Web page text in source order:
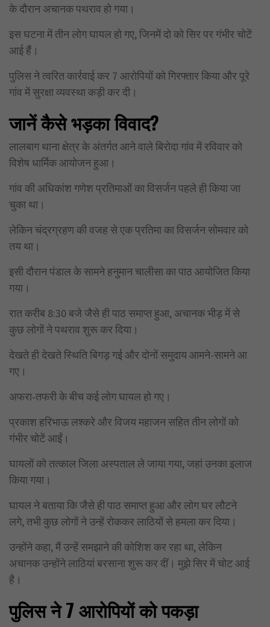
के दौरान अचानक पथराव हो गया।
इस घटना में तीन लोग घायल हो गए, जिनमें दो को सिर पर गंभीर चोटें
आई हैं।
पुलिस ने त्वरित कार्रवाई कर 7 आरोपियों को गिरफ्तार किया और पूरे
गांव में सुरक्षा व्यवस्था कड़ी कर दी।
जानें कैसे भड़का विवाद?
लालबाग थाना क्षेत्र के अंतर्गत आने वाले बिरोदा गांव में रविवार को
विशेष धार्मिक आयोजन हुआ।
गांव की अधिकांश गणेश प्रतिमाओं का विसर्जन पहले ही किया जा
चुका था।
लेकिन चंद्रग्रहण की वजह से एक प्रतिमा का विसर्जन सोमवार को
तय था।
इसी दौरान पंडाल के सामने हनुमान चालीसा का पाठ आयोजित किया
गया।
रात करीब 8:30 बजे जैसे ही पाठ समाप्त हुआ, अचानक भीड़ में से
कुछ लोगों ने पथराव शुरू कर दिया।
देखते ही देखते स्थिति बिगड़ गई और दोनों समुदाय आमने-सामने आ
गए।
अफरा-तफरी के बीच कई लोग घायल हो गए।
प्रकाश हरिभाऊ लश्करे और विजय महाजन सहित तीन लोगों को
गंभीर चोटें आईं।
घायलों को तत्काल जिला अस्पताल ले जाया गया, जहां उनका इलाज
किया गया।
घायल ने बताया कि जैसे ही पाठ समाप्त हुआ और लोग घर लौटने
लगे, तभी कुछ लोगों ने उन्हें रोककर लाठियों से हमला कर दिया।
उन्होंने कहा, मैं उन्हें समझाने की कोशिश कर रहा था, लेकिन
अचानक उन्होंने लाठियां बरसाना शुरू कर दीं। मुझे सिर में चोट आई
है।
पुलिस ने 7 आरोपियों को पकड़ा